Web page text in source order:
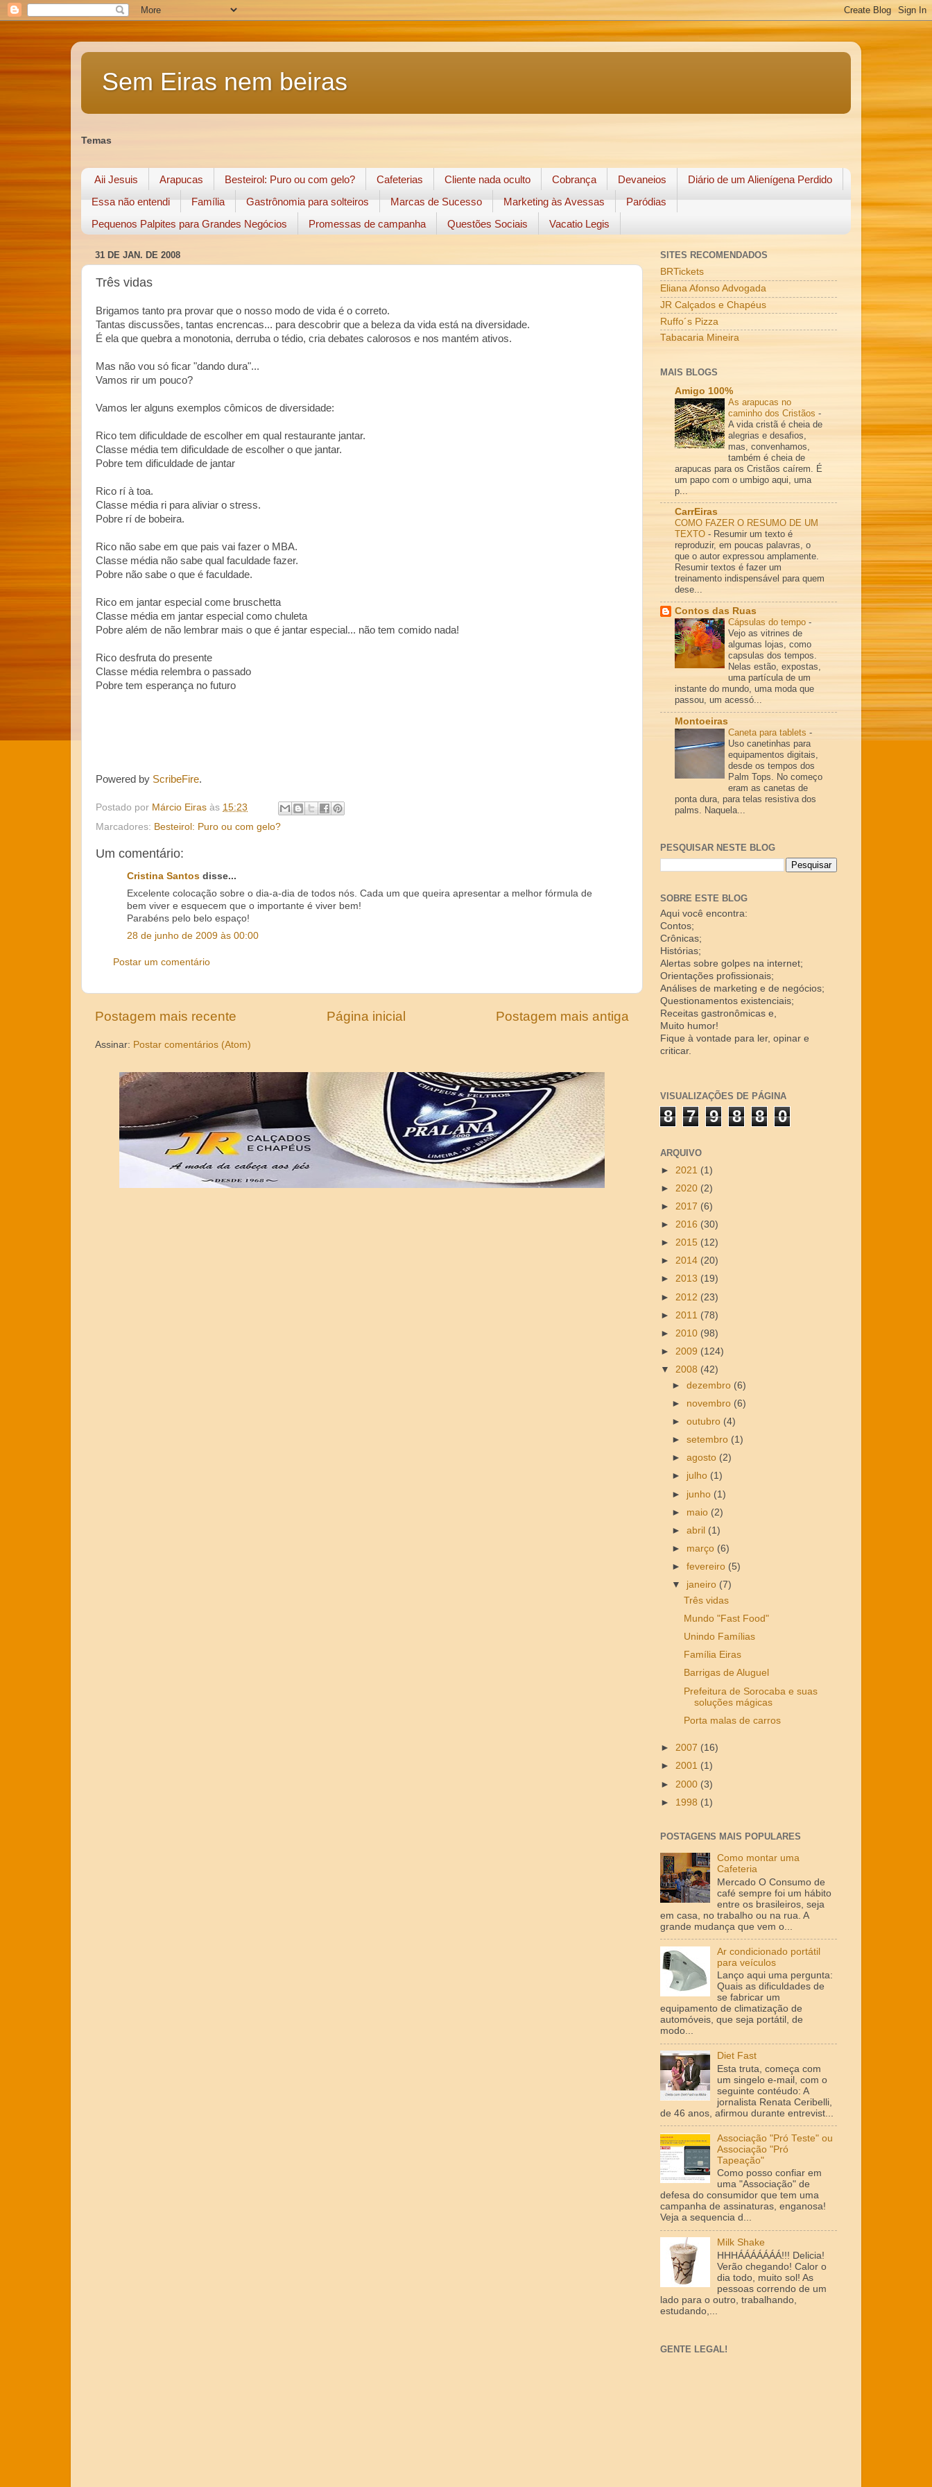
Sem Eiras nem beiras
Temas
Aii Jesuis Arapucas Besteirol: Puro ou com gelo? Cafeterias Cliente nada oculto Cobrança Devaneios
Diário de um Alienígena Perdido
Essa não entendi
Família Gastrônomia para solteiros Marcas de Sucesso Marketing às Avessas
Paródias
Pequenos Palpites para Grandes Negócios
Promessas de campanha Questões Sociais Vacatio Legis
31 DE JAN. DE 2008
Três vidas
Brigamos tanto pra provar que o nosso modo de vida é o correto.
Tantas discussões, tantas encrencas... para descobrir que a beleza da vida está na diversidade.
É ela que quebra a monotonia, derruba o tédio, cria debates calorosos e nos mantém ativos.
Mas não vou só ficar "dando dura"...
Vamos rir um pouco?
Vamos ler alguns exemplos cômicos de diversidade:
Rico tem dificuldade de escolher em qual restaurante jantar.
Classe média tem dificuldade de escolher o que jantar.
Pobre tem dificuldade de jantar
Rico rí à toa.
Classe média ri para aliviar o stress.
Pobre rí de bobeira.
Rico não sabe em que pais vai fazer o MBA.
Classe média não sabe qual faculdade fazer.
Pobre não sabe o que é faculdade.
Rico em jantar especial come bruschetta
Classe média em jantar especial como chuleta
Pobre além de não lembrar mais o que é jantar especial... não tem comido nada!
Rico desfruta do presente
Classe média relembra o passado
Pobre tem esperança no futuro
Powered by ScribeFire.
Postado por Márcio Eiras às 15:23
Marcadores: Besteirol: Puro ou com gelo?
Um comentário:
Cristina Santos disse...
Excelente colocação sobre o dia-a-dia de todos nós. Cada um que queira apresentar a melhor fórmula de
bem viver e esquecem que o importante é viver bem!
Parabéns pelo belo espaço!
28 de junho de 2009 às 00:00
Postar um comentário
Postagem mais recente Postagem mais antiga
Página inicial
Assinar: Postar comentários (Atom)
SITES RECOMENDADOS
BRTickets
Eliana Afonso Advogada
JR Calçados e Chapéus
Ruffo´s Pizza
Tabacaria Mineira
MAIS BLOGS
Amigo 100%
As arapucas no
caminho dos Cristãos -
A vida cristã é cheia de
alegrias e desafios,
mas, convenhamos,
também é cheia de
arapucas para os Cristãos caírem. É
um papo com o umbigo aqui, uma
p...
CarrEiras
COMO FAZER O RESUMO DE UM
TEXTO - Resumir um texto é
reproduzir, em poucas palavras, o
que o autor expressou amplamente.
Resumir textos é fazer um
treinamento indispensável para quem
dese...
Contos das Ruas
Cápsulas do tempo -
Vejo as vitrines de
algumas lojas, como
capsulas dos tempos.
Nelas estão, expostas,
uma partícula de um
instante do mundo, uma moda que
passou, um acessó...
Montoeiras
Caneta para tablets -
Uso canetinhas para
equipamentos digitais,
desde os tempos dos
Palm Tops. No começo
eram as canetas de
ponta dura, para telas resistiva dos
palms. Naquela...
PESQUISAR NESTE BLOG
SOBRE ESTE BLOG
Aqui você encontra:
Contos;
Crônicas;
Histórias;
Alertas sobre golpes na internet;
Orientações profissionais;
Análises de marketing e de negócios;
Questionamentos existenciais;
Receitas gastronômicas e,
Muito humor!
Fique à vontade para ler, opinar e
criticar.
VISUALIZAÇÕES DE PÁGINA
8 7 9 8 8 0
ARQUIVO
► 2021 (1)
► 2020 (2)
► 2017 (6)
► 2016 (30)
► 2015 (12)
► 2014 (20)
► 2013 (19)
► 2012 (23)
► 2011 (78)
► 2010 (98)
► 2009 (124)
▼ 2008 (42)
►dezembro (6)
► novembro (6)
►outubro (4)
►setembro (1)
►agosto (2)
► julho (1)
► junho (1)
► maio (2)
►abril (1)
► março (6)
►fevereiro (5)
▼ janeiro (7)
Três vidas
Mundo "Fast Food"
Unindo Famílias
Família Eiras
Barrigas de Aluguel
Prefeitura de Sorocaba e suas
soluções mágicas
Porta malas de carros
► 2007 (16)
► 2001 (1)
► 2000 (3)
► 1998 (1)
POSTAGENS MAIS POPULARES
Como montar uma
Cafeteria
Mercado O Consumo de
café sempre foi um hábito
entre os brasileiros, seja
em casa, no trabalho ou na rua. A
grande mudança que vem o...
Ar condicionado portátil
para veículos
Lanço aqui uma pergunta:
Quais as dificuldades de
se fabricar um
equipamento de climatização de
automóveis, que seja portátil, de
modo...
Diet Fast
Esta truta, começa com
um singelo e-mail, com o
seguinte contéudo: A
jornalista Renata Ceribelli,
de 46 anos, afirmou durante entrevist...
Associação "Pró Teste" ou
Associação "Pró
Tapeação"
Como posso confiar em
uma "Associação" de
defesa do consumidor que tem uma
campanha de assinaturas, enganosa!
Veja a sequencia d...
Milk Shake
HHHÁÁÁÁÁÁÁ!!! Delicia!
Verão chegando! Calor o
dia todo, muito sol! As
pessoas correndo de um
lado para o outro, trabalhando,
estudando,...
GENTE LEGAL!